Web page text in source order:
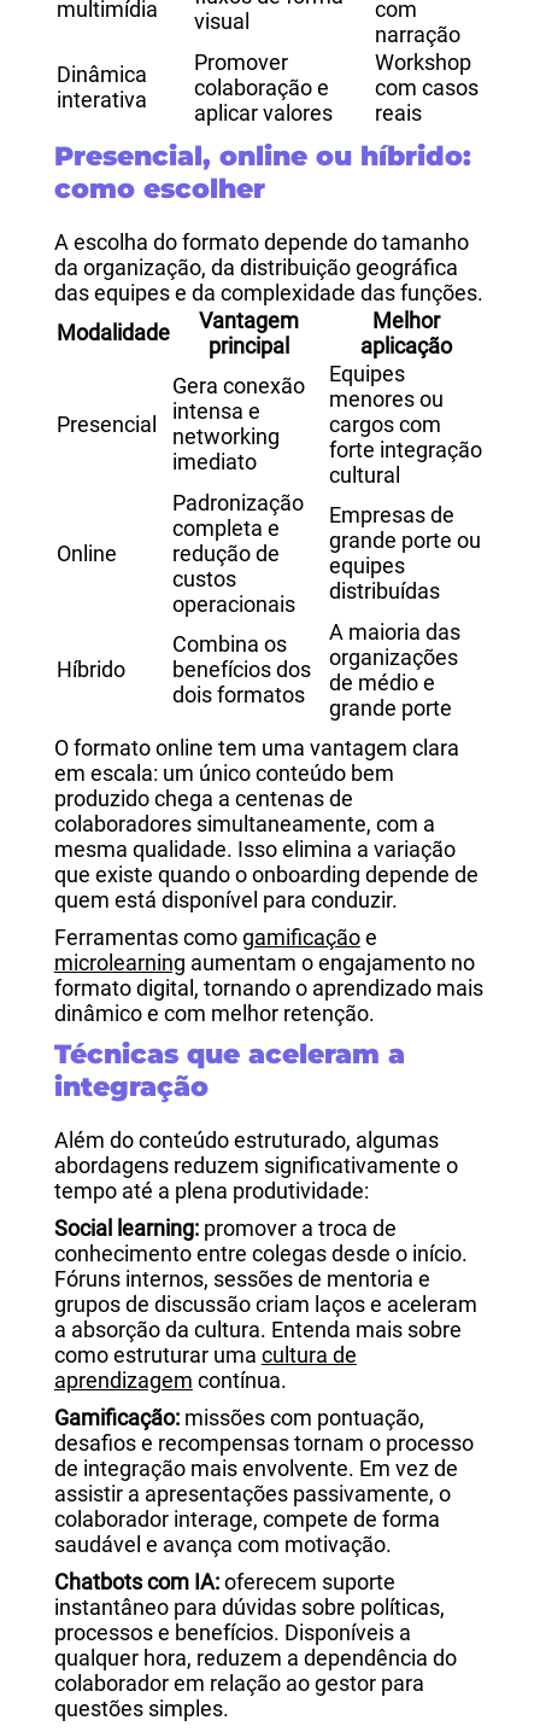
multimídia
visual
com
narração
Dinâmica
interativa
Promover
colaboração e
aplicar valores
Workshop
com casos
reais
Presencial, online ou híbrido:
como escolher
A escolha do formato depende do tamanho
da organização, da distribuição geográfica
das equipes e da complexidade das funções.
Modalidade
Vantagem
principal
Melhor
aplicação
Presencial
Gera conexão
intensa e
networking
imediato
Equipes
menores ou
cargos com
forte integração
cultural
Online
Padronização
completa e
redução de
custos
operacionais
Empresas de
grande porte ou
equipes
distribuídas
Híbrido
Combina os
benefícios dos
dois formatos
A maioria das
organizações
de médio e
grande porte
O formato online tem uma vantagem clara
em escala: um único conteúdo bem
produzido chega a centenas de
colaboradores simultaneamente, com a
mesma qualidade. Isso elimina a variação
que existe quando o onboarding depende de
quem está disponível para conduzir.
Ferramentas comogamificaçãoe
microlearning aumentam o engajamento no
formato digital, tornando o aprendizado mais
dinâmico e com melhor retenção.
Técnicas que aceleram a
integração
Além do conteúdo estruturado, algumas
abordagens reduzem significativamente o
tempo até a plena produtividade:
Social learning:promover a troca de
conhecimento entre colegas desde o início.
Fóruns internos, sessões de mentoria e
grupos de discussão criam laços e aceleram
a absorção da cultura. Entenda mais sobre
como estruturar uma cultura de
aprendizagem contínua.
Gamificação:missões com pontuação,
desafios e recompensas tornam o processo
de integração mais envolvente. Em vez de
assistir a apresentações passivamente, o
colaborador interage, compete de forma
saudável e avança com motivação.
Chatbots com IA:oferecem suporte
instantâneo para dúvidas sobre políticas,
processos e benefícios. Disponíveis a
qualquer hora, reduzem a dependência do
colaborador em relação ao gestor para
questões simples.